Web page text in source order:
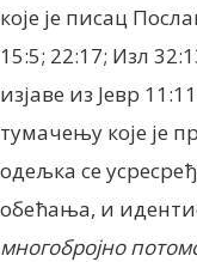
које је писац
15:5; 22:17; Изл
изјаве из Јевр
тумачењу које је
одељка се
обећања, и
многобројно